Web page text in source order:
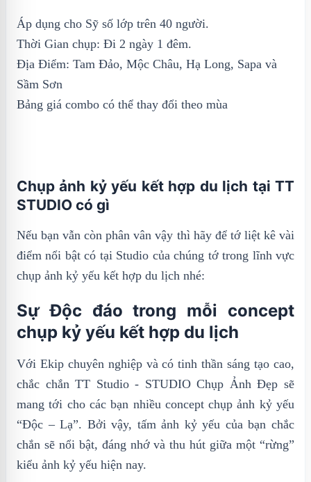
Áp dụng cho Sỹ số lớp trên 40 người.
Thời Gian chụp: Đi 2 ngày 1 đêm.
Địa Điểm: Tam Đảo, Mộc Châu, Hạ Long, Sapa và
Sầm Sơn
Bảng giá combo có thể thay đổi theo mùa
Chụp ảnh kỷ yếu kết hợp du lịch tại TT
STUDIO có gì
Nếu bạn vẫn còn phân vân vậy thì hãy để tớ liệt kê vài
điểm nổi bật có tại Studio của chúng tớ trong lĩnh vực
chụp ảnh kỷ yếu kết hợp du lịch nhé:
Sự Độc đáo trong mỗi concept
chụp kỷ yếu kết hợp du lịch
Với Ekip chuyên nghiệp và có tinh thần sáng tạo cao,
chắc chắn TT Studio - STUDIO Chụp Ảnh Đẹp sẽ
mang tới cho các bạn nhiều concept chụp ảnh kỷ yếu
“Độc – Lạ”. Bởi vậy, tấm ảnh kỷ yếu của bạn chắc
chắn sẽ nổi bật, đáng nhớ và thu hút giữa một “rừng”
kiểu ảnh kỷ yếu hiện nay.